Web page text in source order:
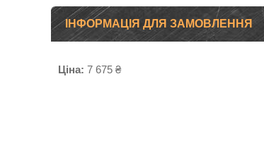
ІНФОРМАЦІЯ ДЛЯ ЗАМОВЛЕННЯ
Ціна: 7 675 ₴